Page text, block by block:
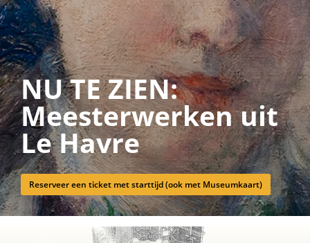
NU TE ZIEN:
Meesterwerken uit
Le Havre
Reserveer een ticket met starttijd (ook met Museumkaart)